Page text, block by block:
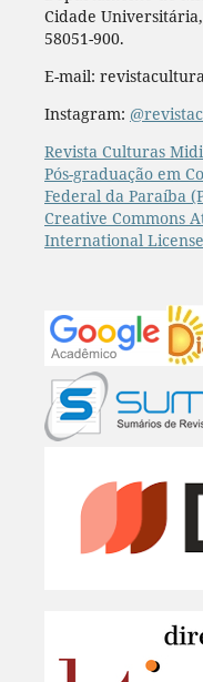
Cidade Universitária,
58051-900.
E-mail:
Instagram:
Revista Culturas
Pós-graduação em
Federal da Paraíba
Creative Commons
International License